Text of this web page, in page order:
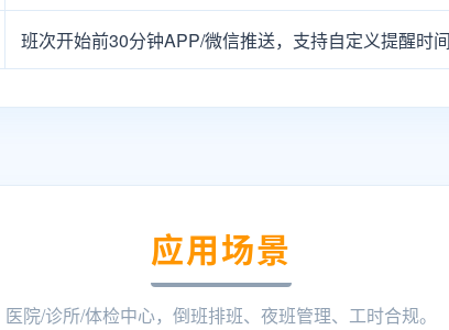
班次开始前30分钟APP/微信推送，支持自定义提醒时间
应用场景
医院/诊所/体检中心，倒班排班、夜班管理、工时合规。